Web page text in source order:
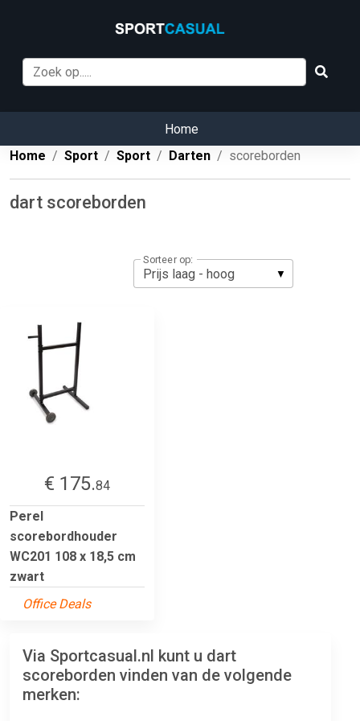
Home
Home
Sport Sport Darten scoreborden
dart scoreborden
Sorteer op:
€ 175.84
Perel
scorebordhouder
WC201 108 x 18,5 cm
zwart
Office Deals
Via Sportcasual.nl kunt u dart
scoreborden vinden van de volgende
merken: